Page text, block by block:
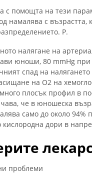
с помощта на тези
намалява с
Р.
налягане на
юноши, 80 mmHg
спад на
на O2 на
плосък профил в
че в юношеска
само до около 94%
дори в
проблеми